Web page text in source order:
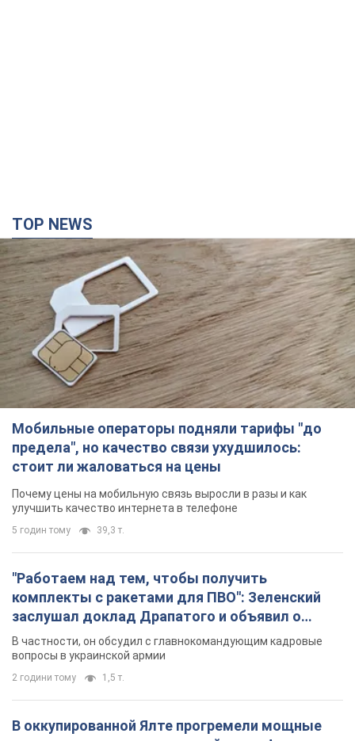
Мобильные операторы подняли тарифы "до
предела", но качество связи ухудшилось:
стоит ли жаловаться на цены
Почему цены на мобильную связь выросли в разы и как
улучшить качество интернета в телефоне
5 годин тому 39,3 т.
"Работаем над тем, чтобы получить
комплекты с ракетами для ПВО": Зеленский
заслушал доклад Драпатого и объявил о
вопросы в украинской армии
В оккупированной Ялте прогремели мощные
взрывы: поднимается черный дым. Фото и
видео
4 години тому 5,0 т.